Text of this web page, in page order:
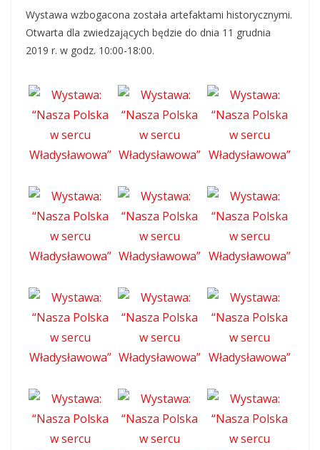
Wystawa wzbogacona została artefaktami historycznymi.
Otwarta dla zwiedzających będzie do dnia 11 grudnia
2019 r. w godz. 10:00-18:00.